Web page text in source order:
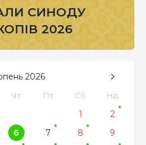
СИНОДУ
2026
2026
Чт Пт Сб Нд
1
2
6 7 8
9